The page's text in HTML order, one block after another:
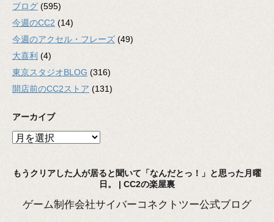
ブログ (595)
今週のCC2 (14)
今週のアクセル・フレーズ (49)
大喜利 (4)
東京スタジオBLOG (316)
開店前のCC2ストア (131)
アーカイブ
ア
イ
もうクリアした人が居ると聞いて「なんだとっ！」と思った月曜
日。 | CC2の楽屋裏
ゲーム制作会社サイバーコネクトツー公式ブログ